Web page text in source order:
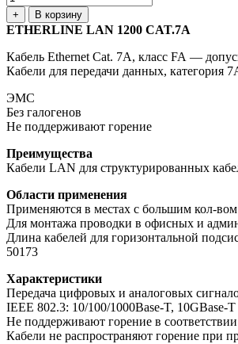
+ В корзину
ETHERLINE LAN 1200 CAT.7A
Кабель Ethernet Cat. 7A, класс FA —
Кабели для передачи данных, категория
ЭМС
Без галогенов
Не поддерживают горение
Преимущества
Кабели LAN для структурированных
Области применения
Применяются в местах с большим кол-
Для монтажа проводки в офисных и
Длина кабелей для горизонтальной
50173
Характеристики
Передача цифровых и аналоговых
IEEE 802.3: 10/100/1000Base-T,
Не поддерживают горение в
Кабели не распространяют горение при